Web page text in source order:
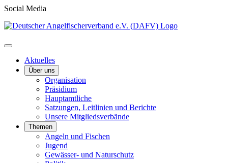
Social Media
Aktuelles
Über uns
Organisation
Präsidium
Hauptamtliche
Satzungen, Leitlinien und Berichte
Unsere Mitgliedsverbände
Themen
Angeln und Fischen
Jugend
Gewässer- und Naturschutz